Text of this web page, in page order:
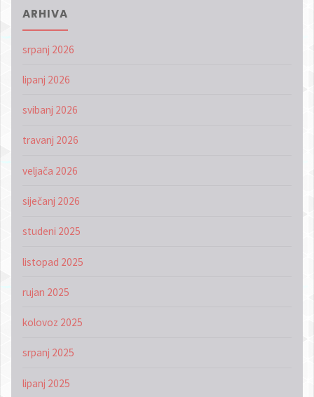
ARHIVA
srpanj 2026
lipanj 2026
svibanj 2026
travanj 2026
veljača 2026
siječanj 2026
studeni 2025
listopad 2025
rujan 2025
kolovoz 2025
srpanj 2025
lipanj 2025